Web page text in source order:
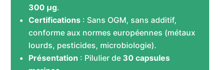
300 µg.
Certifications : Sans OGM, sans additif,
conforme aux normes européennes (métaux
lourds, pesticides, microbiologie).
Présentation : Pilulier de 30 capsules